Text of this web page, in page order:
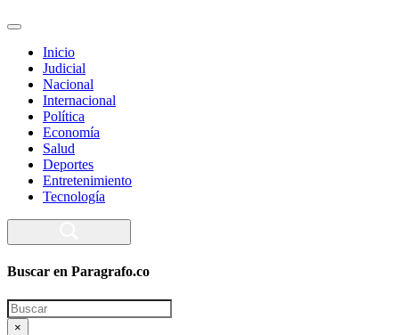
Inicio
Judicial
Nacional
Internacional
Política
Economía
Salud
Deportes
Entretenimiento
Tecnología
Buscar en Paragrafo.co
Search
×